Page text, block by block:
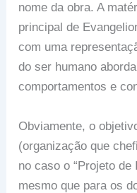
nome da obra. A
principal de
com uma
do ser humano
comportamentos e
Obviamente, o
(organização que
no caso o “Projeto de
mesmo que para os